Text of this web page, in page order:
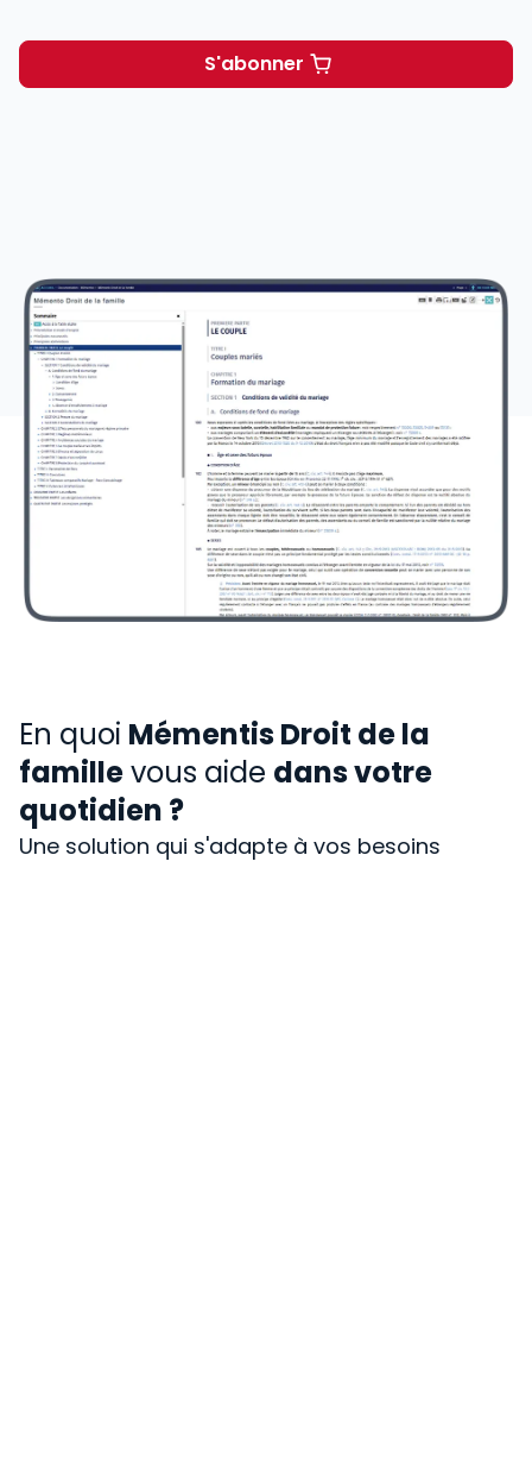
S'abonnerMémentis Droit de la
En quoi Mémentis Droit de la
famillevous aide dans votre
quotidien ?
Une solution qui s'adapte à vos besoins